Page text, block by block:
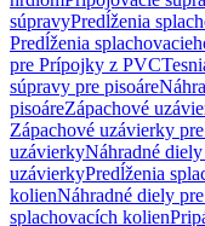
súpravyPredĺženia
Predĺženia
pre Prípojky z PVC
súpravy pre pisoáre
pisoáreZápachové
Zápachové uzávierky
uzávierkyNáhradné
uzávierkyPredĺženia
kolienNáhradné diely
splachovacích kolien